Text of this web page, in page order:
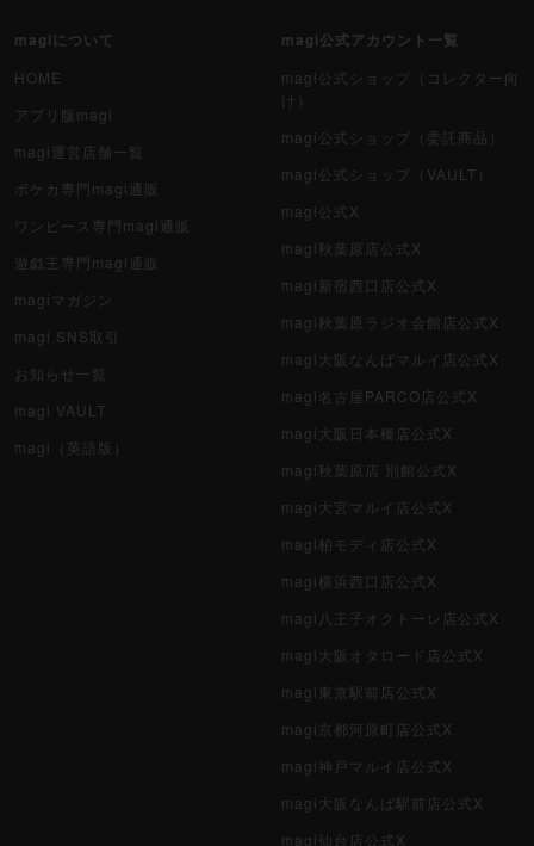
magiについて
HOME
アプリ版magi
magi運営店舗一覧
ポケカ専門magi通販
ワンピース専門magi通販
遊戯王専門magi通販
magiマガジン
magi SNS取引
お知らせ一覧
magi VAULT
magi（英語版）
magi公式アカウント一覧
magi公式ショップ（コレクター向
け）
magi公式ショップ（委託商品）
magi公式ショップ（VAULT）
magi公式X
magi秋葉原店公式X
magi新宿西口店公式X
magi秋葉原ラジオ会館店公式X
magi大阪なんばマルイ店公式X
magi名古屋PARCO店公式X
magi大阪日本橋店公式X
magi秋葉原店 別館公式X
magi大宮マルイ店公式X
magi柏モディ店公式X
magi横浜西口店公式X
magi八王子オクトーレ店公式X
magi大阪オタロード店公式X
magi東京駅前店公式X
magi京都河原町店公式X
magi神戸マルイ店公式X
magi大阪なんば駅前店公式X
magi仙台店公式X